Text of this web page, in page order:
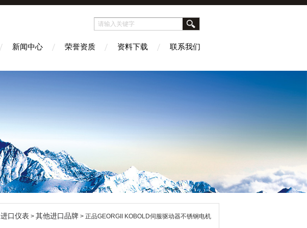
新闻中心 荣誉资质 资料下载 联系我们
进口仪表 > 其他进口品牌 > 正品GEORGII KOBOLD伺服驱动器不锈钢电机